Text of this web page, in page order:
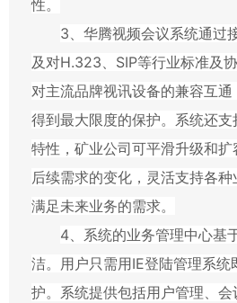
性。
3、华腾视频会议系统通过
及对H.323、 SIP等行业标准及
对主流品牌视讯设备的兼容互
得到最大限度的保护。系统还
特性，矿业公司可平滑升级和
后续需求的变化，灵活支持各种
满足未来业务的需求。
4、系统的业务管理中心基
洁。用户只需用IE登陆管理系统
护。系统提供包括用户管理、